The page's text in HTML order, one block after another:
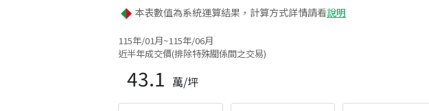
本表數值為系統運算結果，計算方式詳情請看說明
115年/01月~115年/06月
近半年成交價(排除特殊關係間之交易)
43.1 萬/坪